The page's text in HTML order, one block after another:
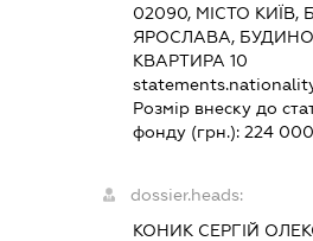
02090, МІСТО КИЇВ,
ЯРОСЛАВА,
КВАРТИРА 10
Розмір внеску до
фонду (грн.): 224 000
dossier.heads:
КОНИК СЕРГІЙ